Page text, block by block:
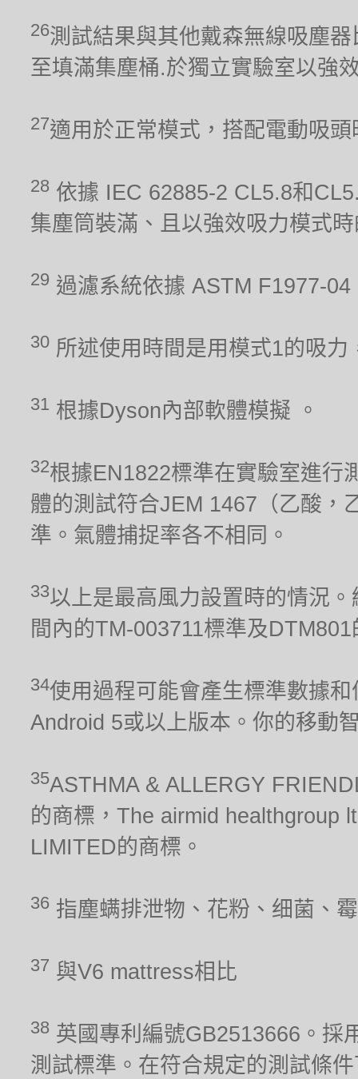
26測試結果與其他戴森無線吸塵
至填滿集塵桶.於獨立實驗室以強
27適用於正常模式，搭配電動吸
28 依據 IEC 62885-2 CL5.8和
集塵筒裝滿、且以強效吸力模式
29 過濾系統依據 ASTM F1977-
30 所述使用時間是用模式1的吸
31 根據Dyson內部軟體模擬 。
32根據EN1822標準在實驗室進行
體的測試符合JEM 1467（乙酸，
準。氣體捕捉率各不相同。
33以上是最高風力設置時的情況
間內的TM-003711標準及
34使用過程可能會產生標準數據
Android 5或以上版本。你的移動
35ASTHMA & ALLERGY
的商標，The airmid healthgroup
LIMITED的商標。
36 指塵螨排泄物、花粉、细菌、
37 與V6 mattress相比
38 英國專利編號GB2513666。採
測試標準。在符合規定的測試條